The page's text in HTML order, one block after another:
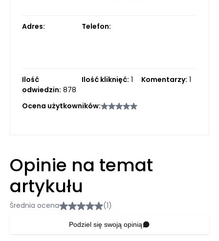
Adres: Telefon:
Ilość
odwiedzin: 878
Ilość kliknięć: 1 Komentarzy: 1
Ocena użytkowników:
Opinie na temat
artykułu
Średnia ocena (1)
Podziel się swoją opinią